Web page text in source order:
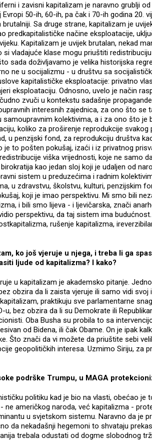
i zavisni kapitalizam je naravno grublji
50-ih, 60-ih, pa čak i 70-ih godina 20.
Sa druge strane, kapitalizam je
predkapitalističke načine eksploatacije,
Kapitalizam je uvijek brutalan, nekad
vladajuće klase mogu priuštiti
sada doživljavamo je velika historijska
ne u socijalizmu - u društvu sa
kapitalističke eksploatacije: privatno
eksploataciju. Odnosno, uvelo je način
zvuči u kontekstu sadašnje
interesnih zajednica, za ono što se
samoupravnim kolektivima, a i za ono što je
koliko za proširenje reprodukcije
u penzijski fond, za reprodukciju društva
je to pošten pokušaj, izaći i iz privatnog
viška vrijednosti, koje ne samo
kao jedan sloj koji je udaljen od
sistem u preduzećima i radnim
u zdravstvu, školstvu, kulturi, penzijskim
koji je imao perspektivu. Mi smo bili
i bili smo lijeva - i ljevičarska, znači
perspektivu, da taj sistem ima
rušenje kapitalizma,
ko još vjeruje u njega, i treba li ga
ljude od kapitalizma? I kako?
u kapitalizam je akademsko pitanje.
obzira da li zaista vjeruje ili samo vidi
praktikuju sve parlamentarne
u, bez obzira da li su Demokrate ili
Oba Busha su probila to sa
od Bidena, ili čak Obame. On je ipak
Što znači da vi možete da priuštite sebi
geopolitičkih interesa. Uzmimo Siriju, za
podrške Trumpu, u MAGA
politiku kad je bio na vlasti, obećao je
ne američkog naroda, već kapitalizma -
u svjetskom sistemu. Naravno da je
da nekadašnji hegemoni to shvataju
trebala odustati od dogme slobodnog